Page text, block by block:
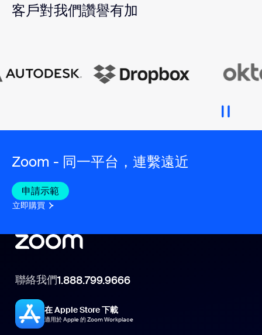
客戶對我們讚譽有加
Zoom - 同一平台，連繫遠近
申請示範
立即購買
聯絡我們1.888.799.9666
在 Apple Store 下載
適用於 Apple 的 Zoom Workplace